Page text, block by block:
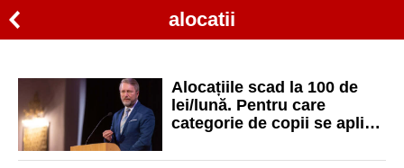
alocatii
Alocațiile scad la 100 de
lei/lună. Pentru care
categorie de copii se aplică